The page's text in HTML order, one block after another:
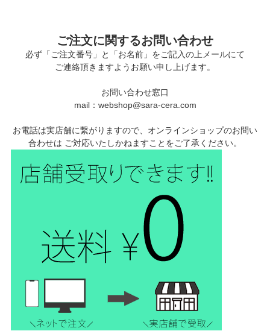
ご注文に関するお問い合わせ
必ず「ご注文番号」と「お名前」をご記入の上メールにて
ご連絡頂きますようお願い申し上げます。
お問い合わせ窓口
mail：webshop@sara-cera.com
お電話は実店舗に繋がりますので、オンラインショップのお問い
合わせは ご対応いたしかねますことをご了承ください。